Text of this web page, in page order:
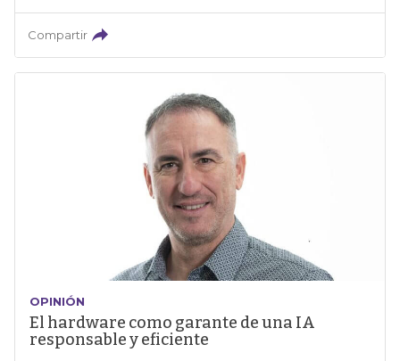
Compartir
OPINIÓN
El hardware como garante de una IA
responsable y eficiente